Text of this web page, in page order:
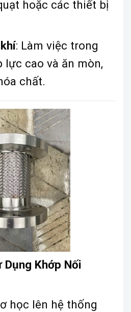
hoặc các thiết bị
: Làm việc trong
lực cao và ăn mòn,
chất.
Khớp Nối
học lên hệ thống